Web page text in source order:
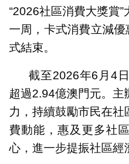
“2026社區消費大獎賞
一周，卡式消費立減
式結束。
截至2026年6月4
超過2.94億澳門元。主
力，持續鼓勵市民在
費動能，惠及更多社
心，進一步提振社區經